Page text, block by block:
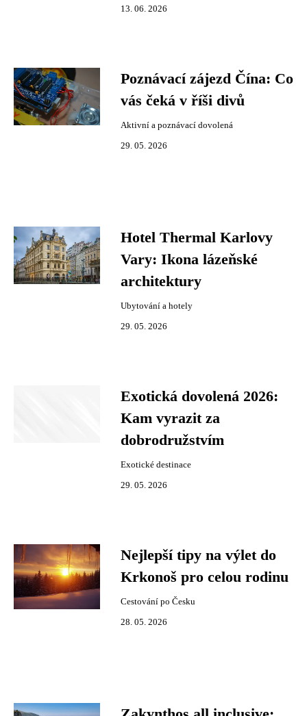
13. 06. 2026
Poznávací zájezd Čína: Co
vás čeká v říši divů
Aktivní a poznávací dovolená
29. 05. 2026
Hotel Thermal Karlovy
Vary: Ikona lázeňské
architektury
Ubytování a hotely
29. 05. 2026
Exotická dovolená 2026:
Kam vyrazit za
dobrodružstvím
Exotické destinace
29. 05. 2026
Nejlepší tipy na výlet do
Krkonoš pro celou rodinu
Cestování po Česku
28. 05. 2026